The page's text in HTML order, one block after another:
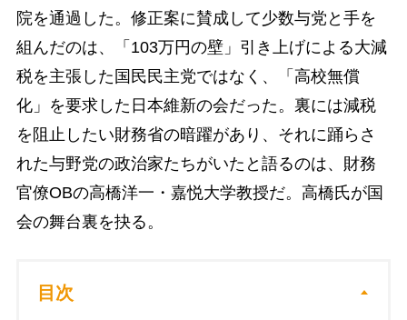
院を通過した。修正案に賛成して少数与党と手を
組んだのは、「103万円の壁」引き上げによる大減
税を主張した国民民主党ではなく、「高校無償
化」を要求した日本維新の会だった。裏には減税
を阻止したい財務省の暗躍があり、それに踊らさ
れた与野党の政治家たちがいたと語るのは、財務
官僚OBの高橋洋一・嘉悦大学教授だ。高橋氏が国
会の舞台裏を抉る。
目次